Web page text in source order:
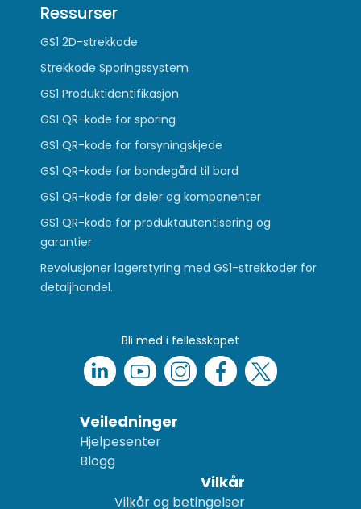
Ressurser
GS1 2D-strekkode
Strekkode Sporingssystem
GS1 Produktidentifikasjon
GS1 QR-kode for sporing
GS1 QR-kode for forsyningskjede
GS1 QR-kode for bondegård til bord
GS1 QR-kode for deler og komponenter
GS1 QR-kode for produktautentisering og
garantier
Revolusjoner lagerstyring med GS1-strekkoder for
detaljhandel.
Bli med i fellesskapet
Veiledninger
Hjelpesenter
Blogg
Vilkår
Vilkår og betingelser